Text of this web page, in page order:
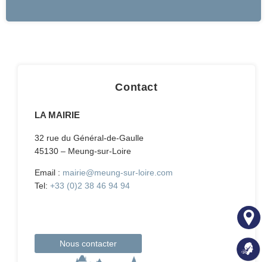
Contact
LA MAIRIE
32 rue du Général-de-Gaulle
45130 – Meung-sur-Loire
Email : mairie@meung-sur-loire.com
Tel: +33 (0)2 38 46 94 94
Nous contacter